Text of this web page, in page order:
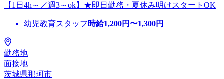
【1日4h～／週3～ok】★即日勤務・夏休み明けスタートOK
幼児教育スタッフ 時給1,200円〜1,300円
勤務地
面接地
茨城県那珂市